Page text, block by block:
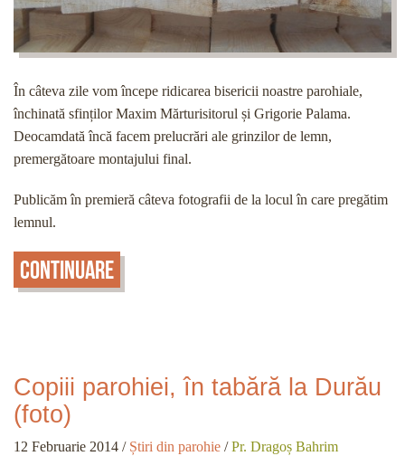
În câteva zile vom începe ridicarea bisericii noastre parohiale,
închinată sfinților Maxim Mărturisitorul și Grigorie Palama.
Deocamdată încă facem prelucrări ale grinzilor de lemn,
premergătoare montajului final.
Publicăm în premieră câteva fotografii de la locul în care pregătim
lemnul.
Continuare
Copiii parohiei, în tabără la Durău
(foto)
12 Februarie 2014 / Știri din parohie /Pr. Dragoș Bahrim